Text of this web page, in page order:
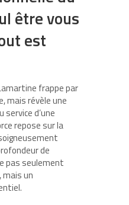
être vous
est
frappe par
mais révèle une
d’une
repose sur la
de
pas seulement
mais un